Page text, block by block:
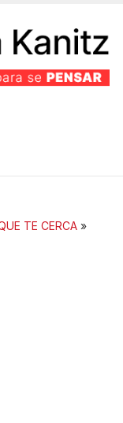
TE CERCA »